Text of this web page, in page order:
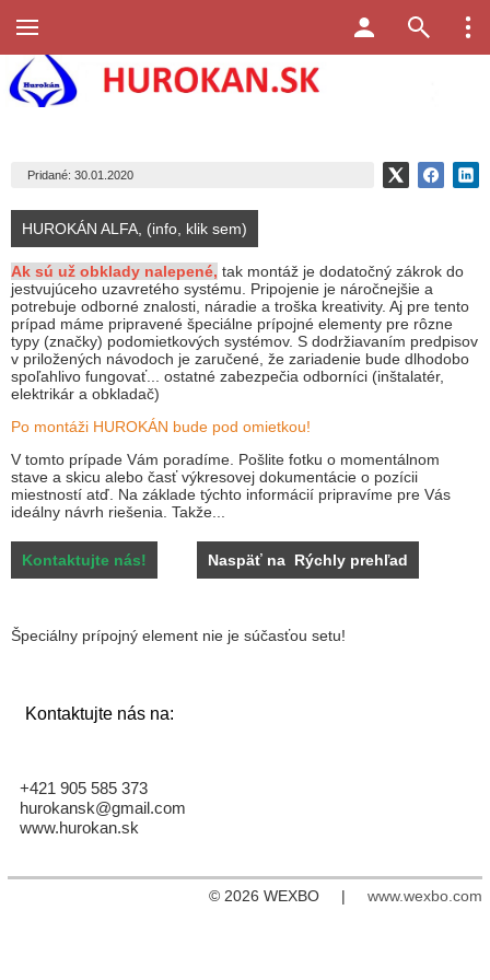
Kontaktujte nás na:
+421 905 585 373
hurokansk@gmail.com
www.hurokan.sk
Pridané: 30.01.2020
HUROKÁN ALFA, (info, klik sem)
Ak sú už obklady nalepené, tak montáž je dodatočný zákrok do
jestvujúceho uzavretého systému. Pripojenie je náročnejšie a
potrebuje odborné znalosti, náradie a troška kreativity. Aj pre tento
prípad máme pripravené špeciálne prípojné elementy pre rôzne
typy (značky) podomietkových systémov. S dodržiavaním predpisov
v priložených návodoch je zaručené, že zariadenie bude dlhodobo
spoľahlivo fungovať... ostatné zabezpečia odborníci (inštalatér,
elektrikár a obkladač)
Po montáži HUROKÁN bude pod omietkou!
V tomto prípade Vám poradíme. Pošlite fotku o momentálnom
stave a skicu alebo časť výkresovej dokumentácie o pozícii
miestností atď. Na základe týchto informácií pripravíme pre Vás
ideálny návrh riešenia. Takže...
Kontaktujte nás! Naspäť na Rýchly prehľad
Špeciálny prípojný element nie je súčasťou setu!
© 2026 WEXBO | www.wexbo.com